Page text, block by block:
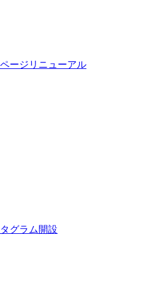
ージリニューアル
グラム開設